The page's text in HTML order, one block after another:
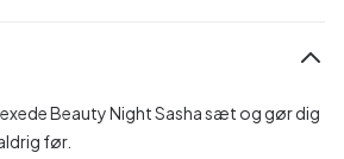
Beauty Night Sasha sæt og gør dig
før.